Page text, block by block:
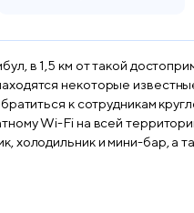
в 1,5 км от такой
некоторые
к сотрудникам
установлен кондиционер, сейф и телевизор с плоским экраном.
холодильник и мини-бар,